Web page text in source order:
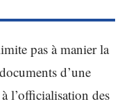
pas à manier la
d’une
l’officialisation des